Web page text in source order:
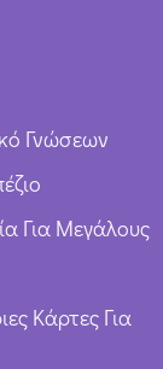
Γνώσεων
Για Μεγάλους
Κάρτες Για